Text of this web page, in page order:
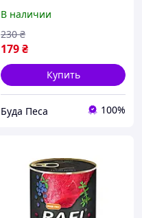
лохина і журавлина, 800 г
В наличии
179₴
230 ₴
Купить
Буда Песа 100%